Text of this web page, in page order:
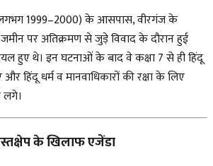
1999–2000) के आसपास, वीरगंज के
पर अतिक्रमण से जुड़े विवाद के दौरान हुई
हुए थे। इन घटनाओं के बाद वे कक्षा 7 से हीहिंदू
हिंदू धर्म व मानवाधिकारों की रक्षा के लिए
के खिलाफ एजेंडा